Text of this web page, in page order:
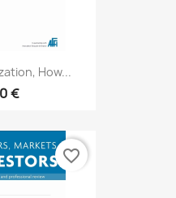
How...
€
favorite_border